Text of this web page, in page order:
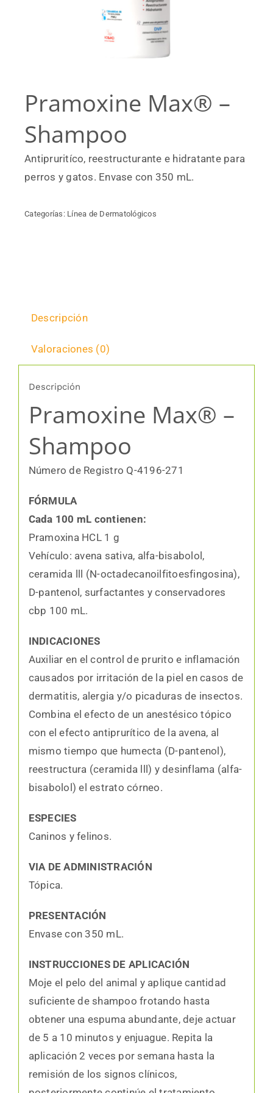
Pramoxine Max® –
Shampoo
Antipruritíco, reestructurante e hidratante para
perros y gatos. Envase con 350 mL.
Categorías: Línea de Dermatológicos
Descripción
Valoraciones (0)
Descripción
Pramoxine Max® –
Shampoo
Número de Registro Q-4196-271
FÓRMULA
Cada 100 mL contienen:
Pramoxina HCL 1 g
Vehículo: avena sativa, alfa-bisabolol,
ceramida lll (N-octadecanoilfitoesfingosina),
D-pantenol, surfactantes y conservadores
cbp 100 mL.
INDICACIONES
Auxiliar en el control de prurito e inflamación
causados por irritación de la piel en casos de
dermatitis, alergia y/o picaduras de insectos.
Combina el efecto de un anestésico tópico
con el efecto antiprurítico de la avena, al
mismo tiempo que humecta (D-pantenol),
reestructura (ceramida lll) y desinflama (alfa-
bisabolol) el estrato córneo.
ESPECIES
Caninos y felinos.
VIA DE ADMINISTRACIÓN
Tópica.
PRESENTACIÓN
Envase con 350 mL.
INSTRUCCIONES DE APLICACIÓN
Moje el pelo del animal y aplique cantidad
suficiente de shampoo frotando hasta
obtener una espuma abundante, deje actuar
de 5 a 10 minutos y enjuague. Repita la
aplicación 2 veces por semana hasta la
remisión de los signos clínicos,